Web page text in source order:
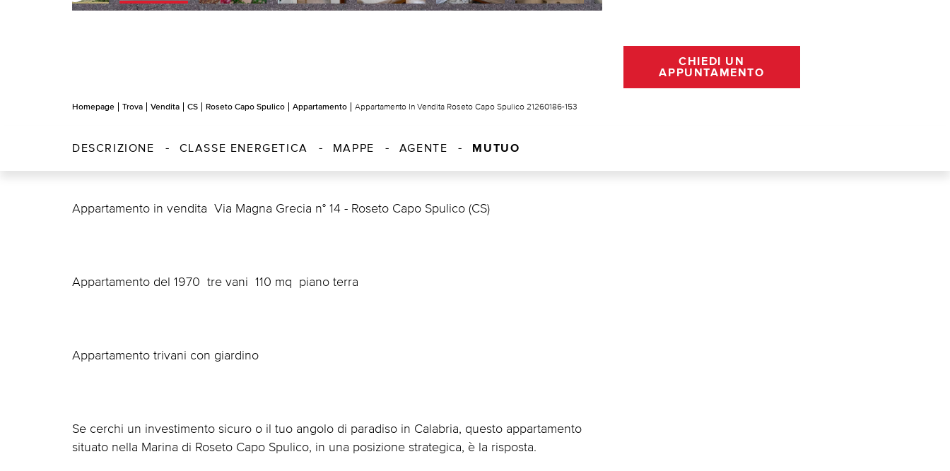
CHIEDI UN
APPUNTAMENTO
Homepage Trova Vendita CS Roseto Capo Spulico Appartamento Appartamento In Vendita Roseto Capo Spulico 21260186-153
DESCRIZIONE CLASSE ENERGETICA MAPPE AGENTE MUTUO
Appartamento in vendita  Via Magna Grecia n° 14 - Roseto Capo Spulico (CS)
Appartamento del 1970  tre vani  110 mq  piano terra
Appartamento trivani con giardino
Se cerchi un investimento sicuro o il tuo angolo di paradiso in Calabria, questo appartamento
situato nella Marina di Roseto Capo Spulico, in una posizione strategica, è la risposta.